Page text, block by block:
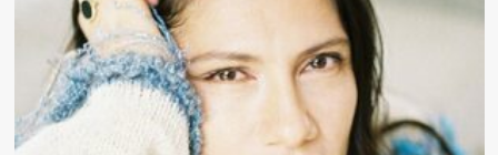
2022
alle
Erwartungen
übertraf